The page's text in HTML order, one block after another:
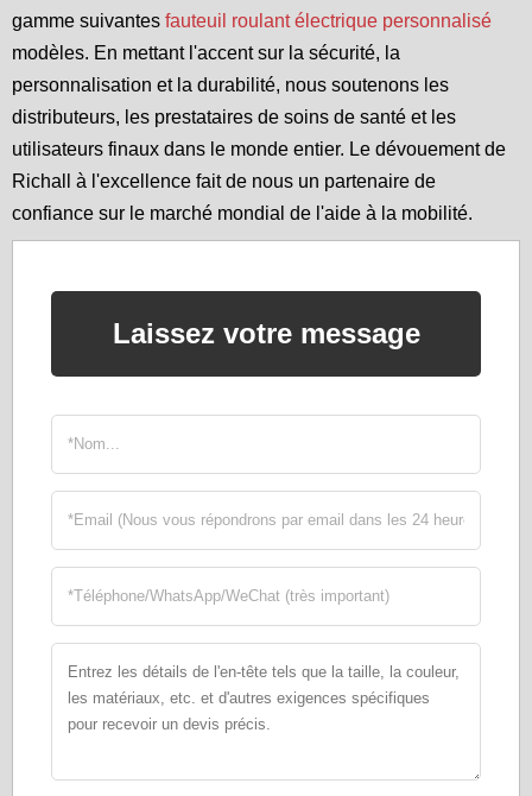
gamme suivantes fauteuil roulant électrique personnalisé
modèles. En mettant l'accent sur la sécurité, la
personnalisation et la durabilité, nous soutenons les
distributeurs, les prestataires de soins de santé et les
utilisateurs finaux dans le monde entier. Le dévouement de
Richall à l'excellence fait de nous un partenaire de
confiance sur le marché mondial de l'aide à la mobilité.
Laissez votre message